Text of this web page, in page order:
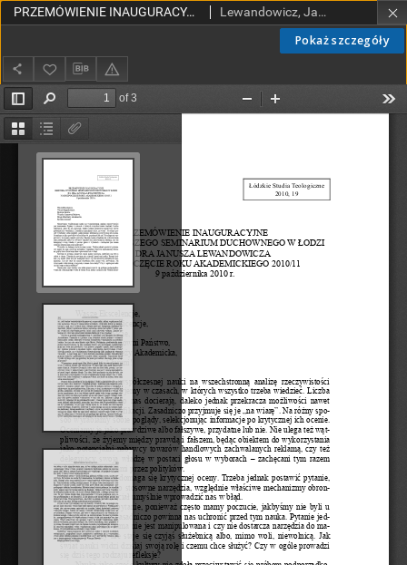
Pokaż szczegóły
PRZEMÓWIENIE INAUGURACYJNE REKTORA WYŻSZEGO SEMINARIUM DUCHOWNEGO W ŁODZI KS. DRA JANUSZA LEWANDOWICZANA ROZPOCZĘCIE ROKU AKADEMICKIEGO 2010/11, 9 października 2010 r. Lewandowicz, Janusz, ks.